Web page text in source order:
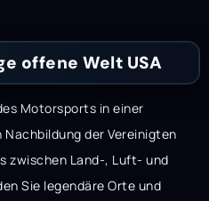
offene Welt USA
Motorsports in einer
der Vereinigten
zwischen Land-, Luft- und
Sie legendäre Orte und